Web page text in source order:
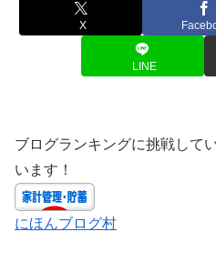
X
LINE
ブログランキングに挑戦して
います！
にほんブログ村